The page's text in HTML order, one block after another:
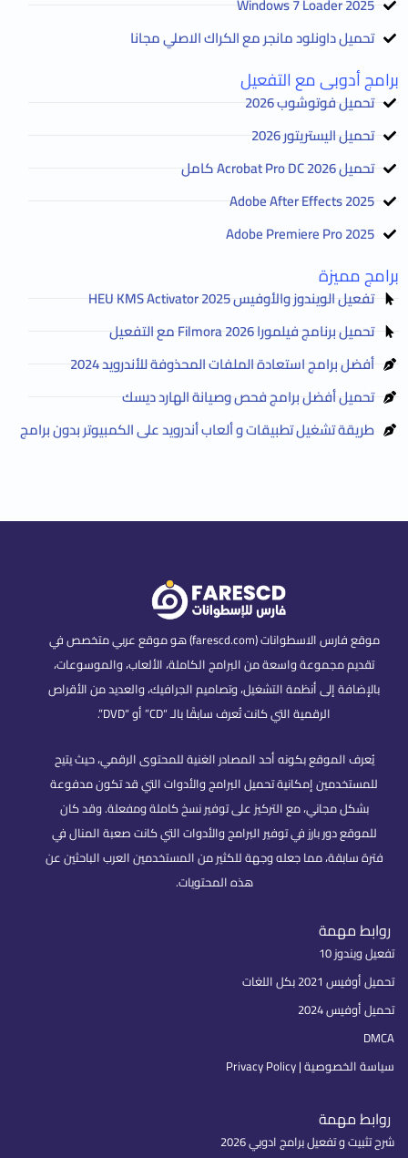
تحميل داونلود مانجر مع الكراك الاصلي مجانا
برامج أدوبى مع التفعيل
تحميل فوتوشوب 2026
تحميل اليستريتور 2026
تحميل Acrobat Pro DC 2026 كامل
Adobe After Effects 2025
Adobe Premiere Pro 2025
برامج مميزة
تفعيل الويندوز والأوفيس HEU KMS Activator 2025
تحميل برنامج فيلمورا Filmora 2026 مع التفعيل
أفضل برامج استعادة الملفات المحذوفة للأندرويد 2024
تحميل أفضل برامج فحص وصيانة الهارد ديسك
طريقة تشغيل تطبيقات و ألعاب أندرويد على الكمبيوتر بدون برامج
موقع فارس الاسطوانات (farescd.com) هو موقع عربي متخصص في
تقديم مجموعة واسعة من البرامج الكاملة، الألعاب، والموسوعات،
بالإضافة إلى أنظمة التشغيل، وتصاميم الجرافيك، والعديد من الأقراص
الرقمية التي كانت تُعرف سابقًا بالـ “CD” أو “DVD”.
يُعرف الموقع بكونه أحد المصادر الغنية للمحتوى الرقمي، حيث يتيح
للمستخدمين إمكانية تحميل البرامج والأدوات التي قد تكون مدفوعة
بشكل مجاني، مع التركيز على توفير نسخ كاملة ومفعلة. وقد كان
للموقع دور بارز في توفير البرامج والأدوات التي كانت صعبة المنال في
فترة سابقة، مما جعله وجهة للكثير من المستخدمين العرب الباحثين عن
هذه المحتويات.
روابط مهمة
تفعيل ويندوز 10
تحميل أوفيس 2021 بكل اللغات
تحميل أوفيس 2024
DMCA
سياسة الخصوصية | Privacy Policy
روابط مهمة
شرح تثبيت و تفعيل برامج ادوبي 2026